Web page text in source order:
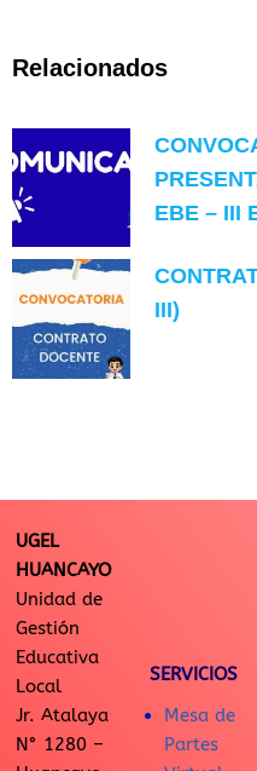
Relacionados
EBE – III
III)
UGEL
HUANCAYO
Unidad de
Gestión
Educativa
Local
Jr. Atalaya
N° 1280 –
SERVICIOS
Mesa de
Partes